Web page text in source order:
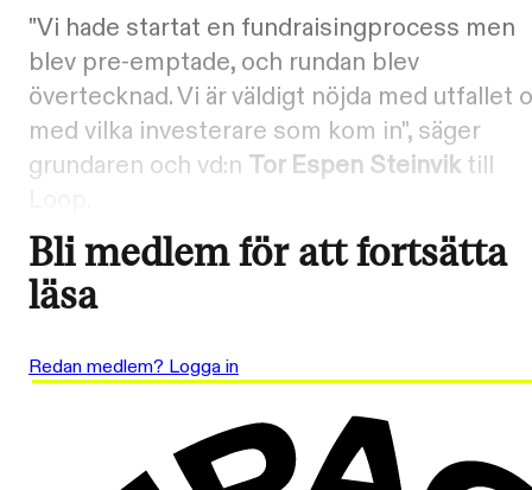
"Vi hade startat en fundraisingprocess men
blev pre-emptade, och rundan blev
övertecknad. Vi är väldigt nöjda med utfallet
med vilka investerare som kom in", säger
grundaren och vd:n Tor Espen Steinviktill
Bli medlem för att fortsätta
läsa
Redan medlem? Logga in